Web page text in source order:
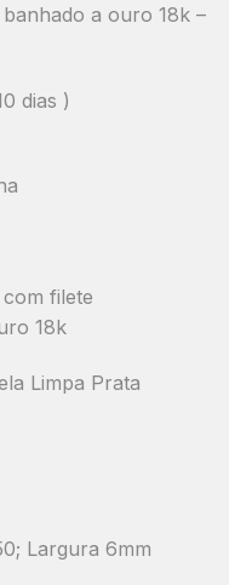
a ouro 18k –
dias )
filete
18k
Limpa Prata
Largura 6mm